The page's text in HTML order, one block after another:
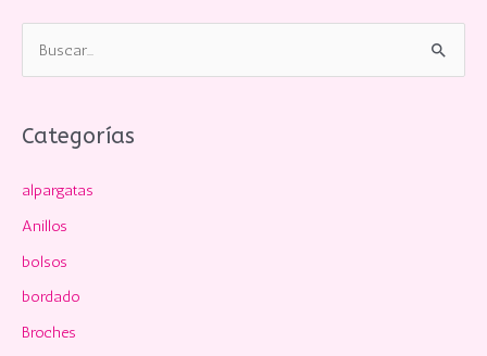
c
r
p
o
r
Categorías
alpargatas
Anillos
bolsos
bordado
Broches